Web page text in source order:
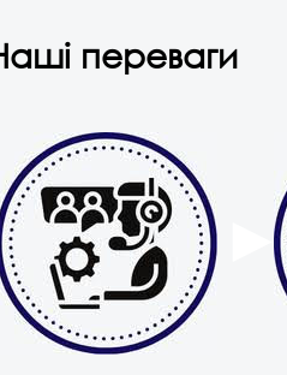
переваги